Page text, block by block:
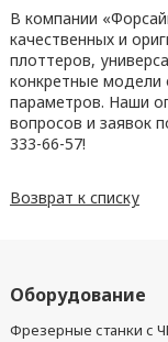
В компании
качественных и
плоттеров,
конкретные модели
параметров. Наши
вопросов и заявок
333-66-57!
Возврат к списку
Оборудование
Фрезерные станки с